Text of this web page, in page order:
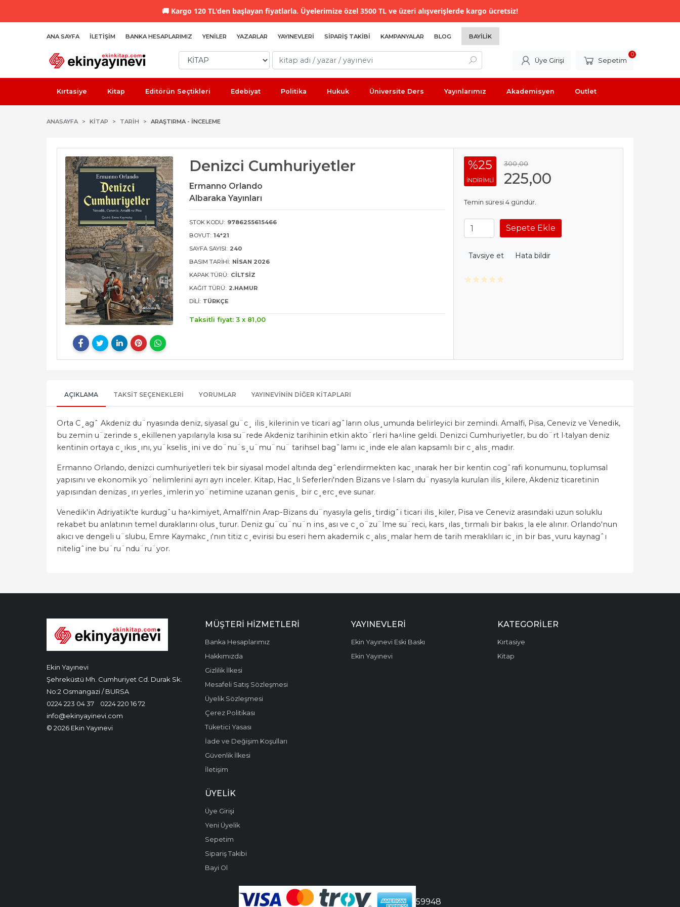
🚚 Kargo 120 TL'den başlayan fiyatlarla. Üyelerimize özel 3500 TL ve üzeri alışverişlerde kargo ücretsiz!
ANA SAYFA İLETIŞIM BANKA HESAPLARIMIZ YENILER YAZARLAR YAYINEVLERI SIPARIŞ TAKIBI KAMPANYALAR BLOG BAYILIK
Üye Girişi Sepetim
0
Kırtasiye Kitap Editörün Seçtikleri Edebiyat Politika Hukuk Üniversite Ders Yayınlarımız Akademisyen Outlet
ANASAYFA KİTAP TARIH ARAŞTIRMA - İNCELEME
Denizci Cumhuriyetler
Ermanno Orlando
Albaraka Yayınları
STOK KODU: 9786255615466
BOYUT: 14*21
SAYFA SAYISI: 240
BASIM TARIHI: NISAN 2026
KAPAK TÜRÜ: CILTSIZ
KAĞIT TÜRÜ: 2.HAMUR
DILI: TÜRKÇE
Taksitli fiyat: 3 x 81 ,00
%25
INDIRIMLI
300,00
225,00
Temin süresi 4 gündür.
Sepete Ekle
Tavsiye et Hata bildir
AÇIKLAMA TAKSIT SEÇENEKLERI YORUMLAR YAYINEVININ DIĞER KITAPLARI
Orta C¸agˆ Akdeniz du¨nyasında deniz, siyasal gu¨c¸ ilis¸kilerinin ve ticari agˆların olus¸umunda belirleyici bir zemindi. Amalfi, Pisa, Ceneviz ve Venedik,
bu zemin u¨zerinde s¸ekillenen yapılarıyla kısa su¨rede Akdeniz tarihinin etkin akto¨rleri ha^line geldi. Denizci Cumhuriyetler, bu do¨rt I·talyan deniz
kentinin ortaya c¸ıkıs¸ını, yu¨kselis¸ini ve do¨nu¨s¸u¨mu¨nu¨ tarihsel bagˆlamı ic¸inde ele alan kapsamlı bir c¸alıs¸madır.
Ermanno Orlando, denizci cumhuriyetleri tek bir siyasal model altında degˆerlendirmekten kac¸ınarak her bir kentin cogˆrafi konumunu, toplumsal
yapısını ve ekonomik yo¨nelimlerini ayrı ayrı inceler. Kitap, Hac¸lı Seferleri'nden Bizans ve I·slam du¨nyasıyla kurulan ilis¸kilere, Akdeniz ticaretinin
yapısından denizas¸ırı yerles¸imlerin yo¨netimine uzanan genis¸ bir c¸erc¸eve sunar.
Venedik'in Adriyatik'te kurdugˆu ha^kimiyet, Amalfi'nin Arap-Bizans du¨nyasıyla gelis¸tirdigˆi ticari ilis¸kiler, Pisa ve Ceneviz arasındaki uzun soluklu
rekabet bu anlatının temel duraklarını olus¸turur. Deniz gu¨cu¨nu¨n ins¸ası ve c¸o¨zu¨lme su¨reci, kars¸ılas¸tırmalı bir bakıs¸la ele alınır. Orlando'nun
akıcı ve dengeli u¨slubu, Emre Kaymakc¸ı'nın titiz c¸evirisi bu eseri hem akademik c¸alıs¸malar hem de tarih meraklıları ic¸in bir bas¸vuru kaynagˆı
niteligˆine bu¨ru¨ndu¨ru¨yor.
Ekin Yayınevi
Şehreküstü Mh. Cumhuriyet Cd. Durak Sk.
No:2 Osmangazi / BURSA
0224 223 04 37
0224 220 16 72
info@ekinyayinevi.com
© 2026 Ekin Yayınevi
MÜŞTERI HIZMETLERI
Banka Hesaplarımız
Hakkımızda
Gizlilik İlkesi
Mesafeli Satış Sözleşmesi
Üyelik Sözleşmesi
Çerez Politikası
Tüketici Yasası
İade ve Değişim Koşulları
Güvenlik İlkesi
İletişim
YAYINEVLERI
Ekin Yayınevi Eski Baskı
Ekin Yayınevi
KATEGORILER
Kırtasiye
Kitap
ÜYELIK
Üye Girişi
Yeni Üyelik
Sepetim
Sipariş Takibi
Bayi Ol
59948